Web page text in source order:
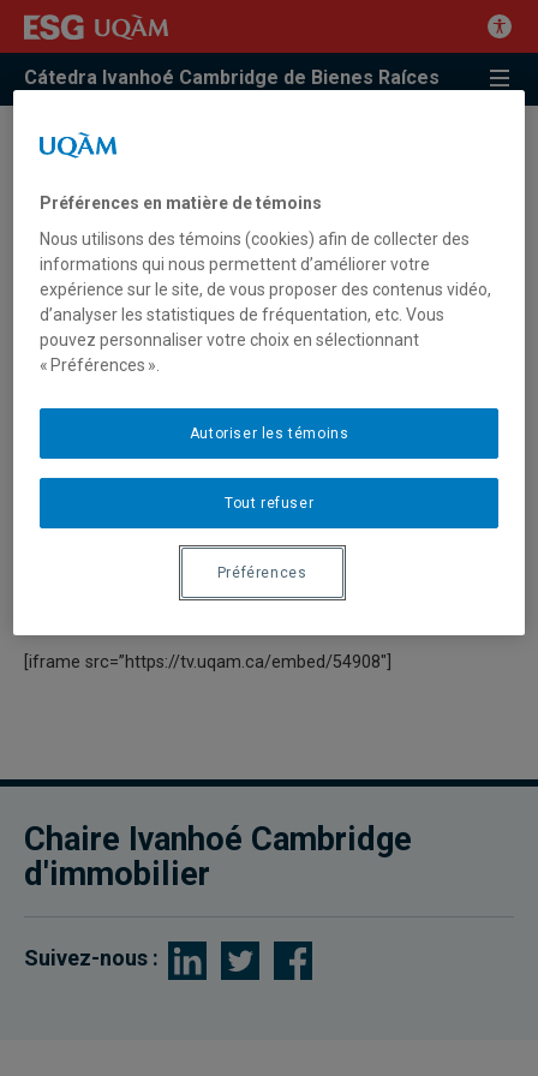
Cátedra Ivanhoé Cambridge de Bienes Raíces
conseiller en immobilier
commercial
Un des nouveaux défis pour la relève en conseil et en courtage
en immobilier, c’est d’abord d’apprendre à connaître le marché
pouvoir répondre aux besoins de ses clients, du secteur privé
comme du secteur public. C’est aussi d’apprendre à saisir leurs
besoins en espaces afin de pouvoir leur offrir des solutions
personnalisées et adaptées à leur vision, à leur stratégie et au
développement de leurs affaires.
Conférencier : Jean Laurin, président et chef de la direction
chez Newmark Knight Frank Devencore
[iframe src=”https://tv.uqam.ca/embed/54908″]
Chaire Ivanhoé Cambridge
d'immobilier
Suivez-nous :
Préférences en matière de témoins
Nous utilisons des témoins (cookies) afin de collecter des
informations qui nous permettent d’améliorer votre
expérience sur le site, de vous proposer des contenus vidéo,
d’analyser les statistiques de fréquentation, etc. Vous
pouvez personnaliser votre choix en sélectionnant
« Préférences ».
Tout refuser
Autoriser les témoins
Préférences